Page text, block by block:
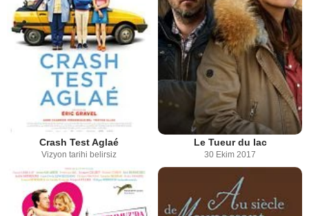
Crash Test Aglaé
Vizyon tarihi belirsiz
Le Tueur du lac
30 Ekim 2017